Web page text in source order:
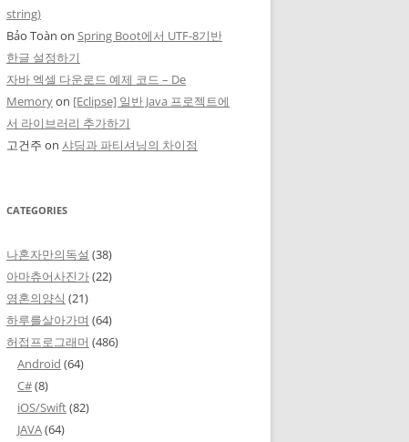
string)
Bảo Toàn on Spring Boot에서 UTF-8기반
한글 설정하기
자바 엑셀 다운로드 예제 코드 – De
Memoryon [Eclipse] 일반 Java 프로젝트에
서 라이브러리 추가하기
고건주 on 샤딩과 파티셔닝의 차이점
CATEGORIES
나혼자만의독설 (38)
아마츄어사진가(22)
영혼의양식 (21)
하루를살아가며 (64)
허접프로그래머 (486)
Android (64)
C#(8)
iOS/Swift(82)
JAVA(64)